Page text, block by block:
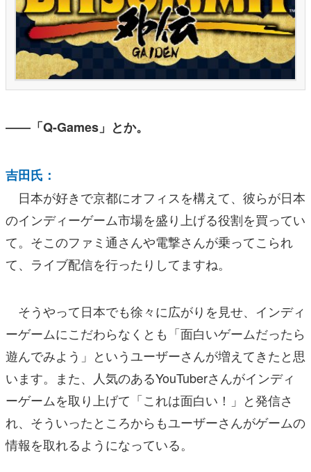
――「Q-Games」とか。
吉田氏：
日本が好きで京都にオフィスを構えて、彼らが日本
のインディーゲーム市場を盛り上げる役割を買ってい
て。そこのファミ通さんや電撃さんが乗ってこられ
て、ライブ配信を行ったりしてますね。
そうやって日本でも徐々に広がりを見せ、インディ
ーゲームにこだわらなくとも「面白いゲームだったら
遊んでみよう」というユーザーさんが増えてきたと思
います。また、人気のあるYouTuberさんがインディ
ーゲームを取り上げて「これは面白い！」と発信さ
れ、そういったところからもユーザーさんがゲームの
情報を取れるようになっている。